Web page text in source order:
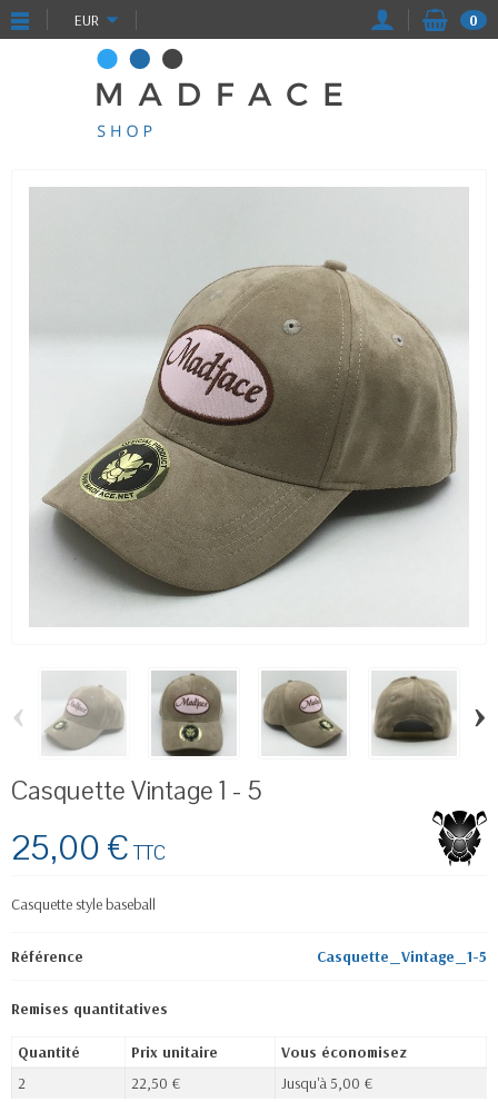
EUR 0
‹ ›
Casquette Vintage 1 - 5
25,00 € TTC
Casquette style baseball
Référence Casquette_Vintage_1-5
Remises quantitatives
Quantité Prix unitaire
Vous économisez
2
22,50 € Jusqu'à 5,00 €